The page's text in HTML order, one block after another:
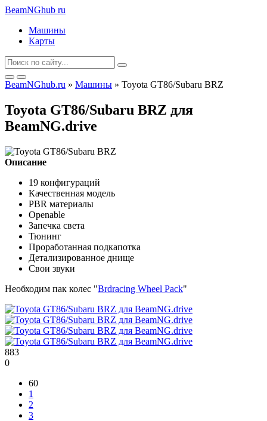
BeamNGhub ru
Машины
Карты
BeamNGhub.ru » Машины » Toyota GT86/Subaru BRZ
Toyota GT86/Subaru BRZ для
BeamNG.drive
Описание
19 конфигураций
Качественная модель
PBR материалы
Openable
Запечка света
Тюнинг
Проработанная подкапотка
Детализированное днище
Свои звуки
Необходим пак колес "Brdracing Wheel Pack"
883
0
60
1
2
3